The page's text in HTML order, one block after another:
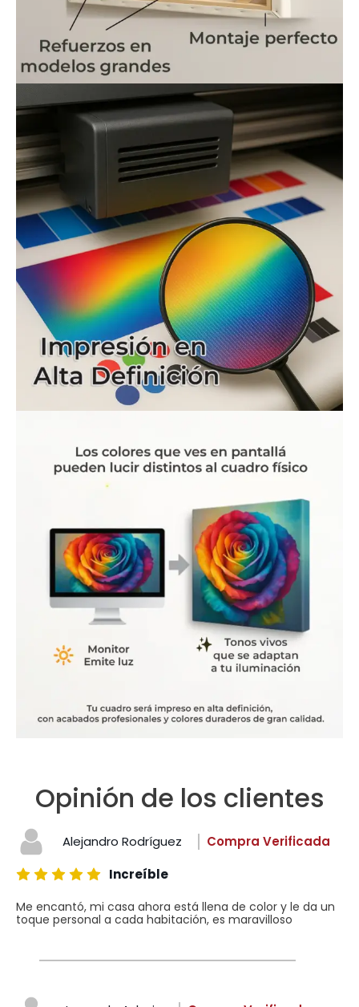
Opinión de los clientes
Alejandro Rodríguez
Compra Verificada
Increíble
Me encantó, mi casa ahora está llena de color y le da un
toque personal a cada habitación, es maravilloso